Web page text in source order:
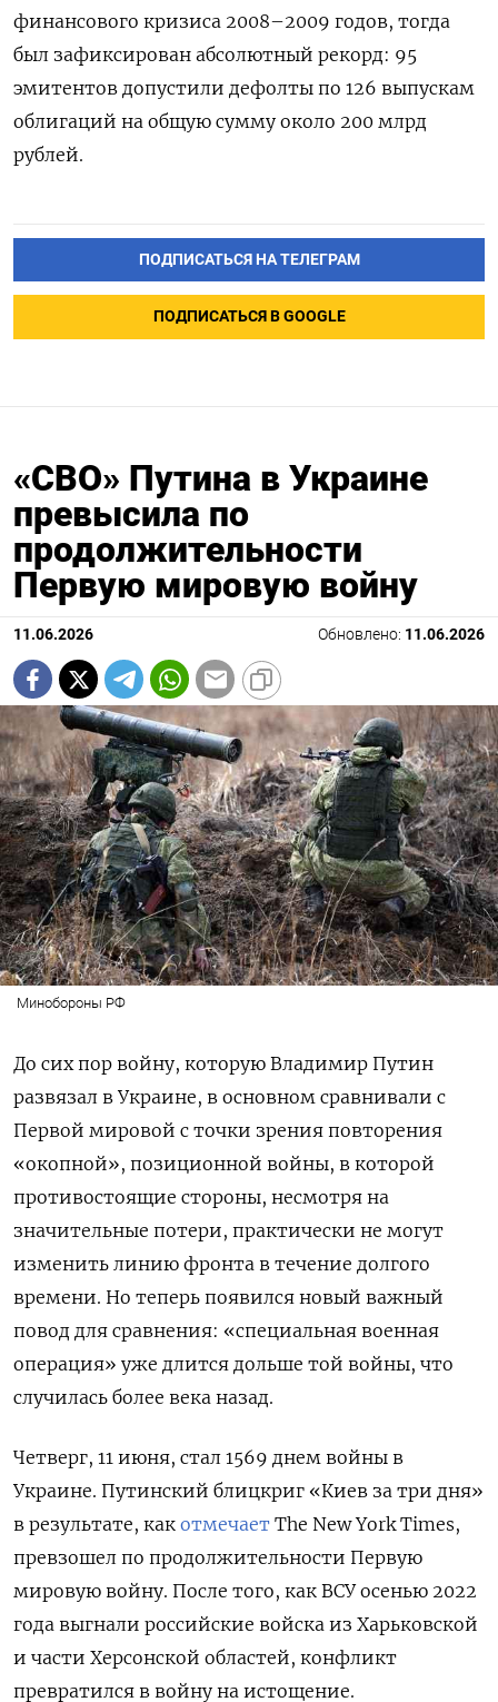
финансового кризиса 2008–2009 годов, тогда
был зафиксирован абсолютный рекорд: 95
эмитентов допустили дефолты по 126 выпускам
облигаций на общую сумму около 200 млрд
рублей.
ПОДПИСАТЬСЯ НА ТЕЛЕГРАМ
ПОДПИСАТЬСЯ В GOOGLE
«СВО» Путина в Украине
превысила по
продолжительности
Первую мировую войну
11.06.2026 Обновлено: 11.06.2026
Минобороны РФ
До сих пор войну, которую Владимир Путин
развязал в Украине, в основном сравнивали с
Первой мировой с точки зрения повторения
«окопной», позиционной войны, в которой
противостоящие стороны, несмотря на
значительные потери, практически не могут
изменить линию фронта в течение долгого
времени. Но теперь появился новый важный
повод для сравнения: «специальная военная
операция» уже длится дольше той войны, что
случилась более века назад.
Четверг, 11 июня, стал 1569 днем войны в
Украине. Путинский блицкриг «Киев за три дня»
в результате, как отмечает The New York Times,
превзошел по продолжительности Первую
мировую войну. После того, как ВСУ осенью 2022
года выгнали российские войска из Харьковской
и части Херсонской областей, конфликт
превратился в войну на истощение.